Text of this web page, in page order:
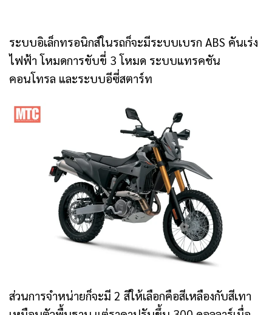
ระบบอิเล็กทรอนิกส์ในรถก็จะมีระบบเบรก ABS คันเร่ง
ไฟฟ้า โหมดการขับขี่ 3 โหมด ระบบแทรคชัน
คอนโทรล และระบบอีซี่สตาร์ท
ส่วนการจำหน่ายก็จะมี 2 สีให้เลือกคือสีเหลืองกับสีเทา